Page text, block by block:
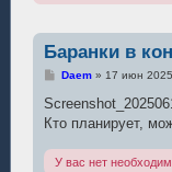
Баранки в
С
о
щ
н
и
Daem» 17 июн
Кто планирует,
У вас нет